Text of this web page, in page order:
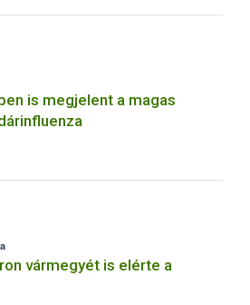
is megjelent a magas
vármegyét is elérte a